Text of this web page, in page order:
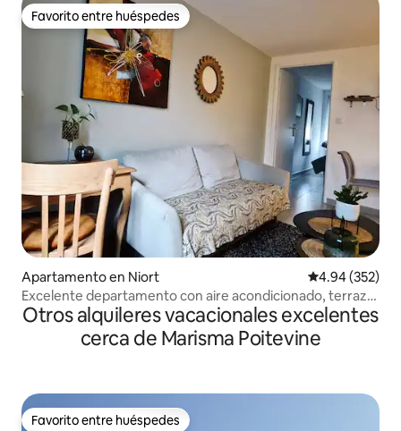
Favorito entre huéspedes
Favorito entre huéspedes
Apartamento en Niort Calificación
4.94 (352)
Excelente departamento con aire acondicionado, terraza
y estacionamiento privado
Otros alquileres vacacionales excelentes
cerca de Marisma Poitevine
Favorito entre huéspedes
Favorito entre huéspedes